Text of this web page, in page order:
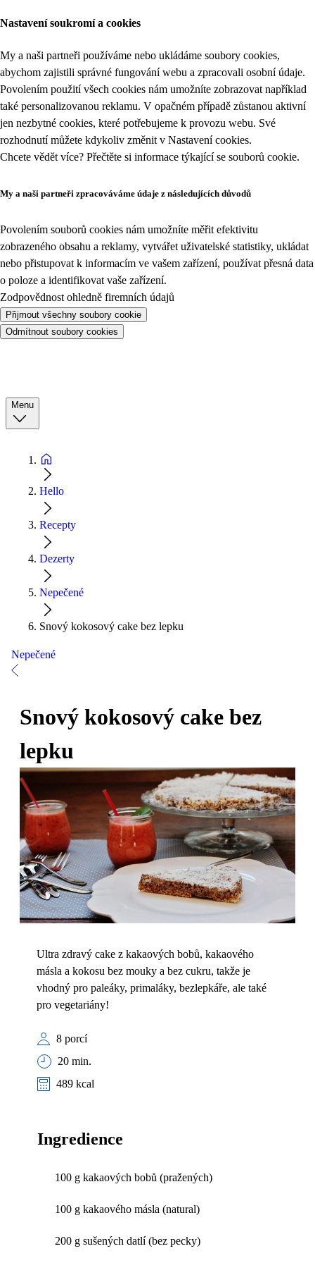
Nastavení soukromí a cookies
My a naši partneři používáme nebo ukládáme soubory cookies,
abychom zajistili správné fungování webu a zpracovali osobní údaje.
Povolením použití všech cookies nám umožníte zobrazovat například
také personalizovanou reklamu. V opačném případě zůstanou aktivní
jen nezbytné cookies, které potřebujeme k provozu webu. Své
rozhodnutí můžete kdykoliv změnit v Nastavení cookies.
Chcete vědět více? Přečtěte si informace týkající se souborů cookie.
My a naši partneři zpracováváme údaje z následujících důvodů
Povolením souborů cookies nám umožníte měřit efektivitu
zobrazeného obsahu a reklamy, vytvářet uživatelské statistiky, ukládat
nebo přistupovat k informacím ve vašem zařízení, používat přesná data
o poloze a identifikovat vaše zařízení.
Zodpovědnost ohledně firemních údajů
Přijmout všechny soubory cookie
Odmítnout soubory cookies
Menu
Hello
Recepty
Dezerty
Nepečené
Snový kokosový cake bez lepku
Nepečené
Snový kokosový cake bez
lepku
Ultra zdravý cake z kakaových bobů, kakaového
másla a kokosu bez mouky a bez cukru, takže je
vhodný pro paleáky, primaláky, bezlepkáře, ale také
pro vegetariány!
8 porcí
20 min.
489 kcal
Ingredience
100 g kakaových bobů (pražených)
100 g kakaového másla (natural)
200 g sušených datlí (bez pecky)